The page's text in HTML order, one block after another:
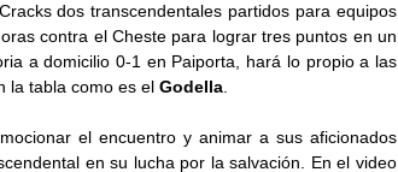
dos transcendentales partidos para equipos
contra el Cheste para lograr tres puntos en un
a domicilio 0-1 en Paiporta, hará lo propio a las
la tabla como es el Godella
el encuentro y animar a sus aficionados
en su lucha por la salvación. En el video